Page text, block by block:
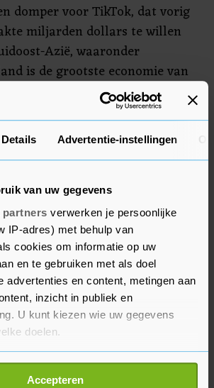
Details Advertentie-instellingen
van uw gegevens
partners verwerken je persoonlijke
IP-adres) met behulp van
cookies om informatie op uw
en te gebruiken met als doel
advertenties en content, metingen aan
inzicht in publiek en
U kunt kiezen wie uw gegevens
doelen.
willen we ook graag:
verzamelen over uw geografische
Accepteren
domper voor TikTok, dat vorig
miljarden dollars te willen
Azië, waaronder
is de grootste economie van
reageerde
om een reactie van